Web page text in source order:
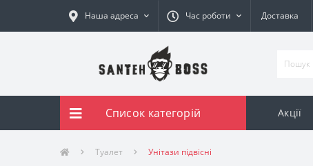
Наша адреса Час роботи Доставка
Список категорій Акції
Туалет Унітази підвісні